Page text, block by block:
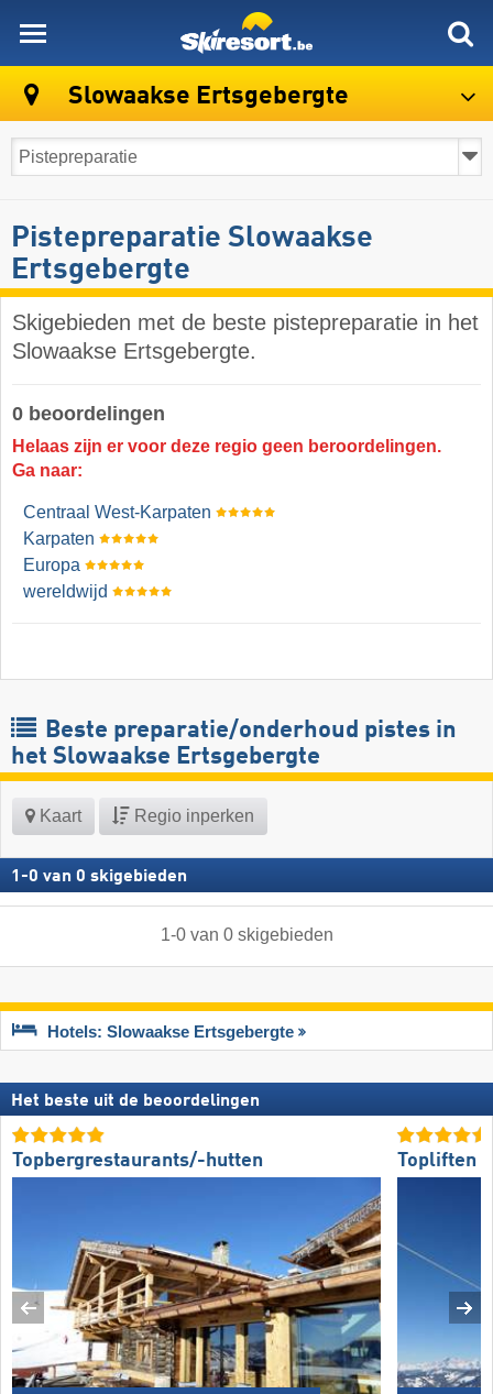
Slowaakse Ertsgebergte
Pistepreparatie Slowaakse
Ertsgebergte
Skigebieden met de beste pistepreparatie in het
Slowaakse Ertsgebergte.
0 beoordelingen
Helaas zijn er voor deze regio geen beroordelingen.
Ga naar:
Centraal West-Karpaten
Karpaten
Europa
wereldwijd
Beste preparatie/onderhoud pistes in
het Slowaakse Ertsgebergte
Kaart Regio inperken
1 -0 van 0 skigebieden
1-0van 0 skigebieden
Hotels: Slowaakse Ertsgebergte
Het beste uit de beoordelingen
Topbergrestaurants/-hutten Topliften